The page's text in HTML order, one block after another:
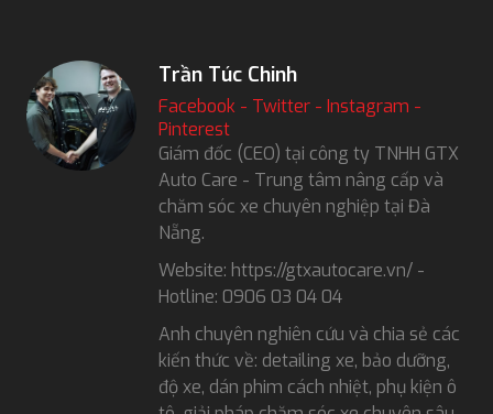
Trần Túc Chinh
Facebook - Twitter - Instagram -
Pinterest
Giám đốc (CEO) tại công ty TNHH GTX
Auto Care - Trung tâm nâng cấp và
chăm sóc xe chuyên nghiệp tại Đà
Nẵng.
Website: https://gtxautocare.vn/ -
Hotline: 0906 03 04 04
Anh chuyên nghiên cứu và chia sẻ các
kiến thức về: detailing xe, bảo dưỡng,
độ xe, dán phim cách nhiệt, phụ kiện ô